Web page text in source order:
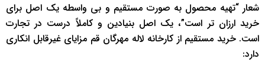
شعار “تهیه محصول به صورت مستقیم و بی واسطه یک اصل برای
خرید ارزان تر است”، یک اصل بنیادین و کاملاً درست در تجارت
است. خرید مستقیم از کارخانه لاله مهرگان قم مزایای غیرقابل انکاری
دارد: